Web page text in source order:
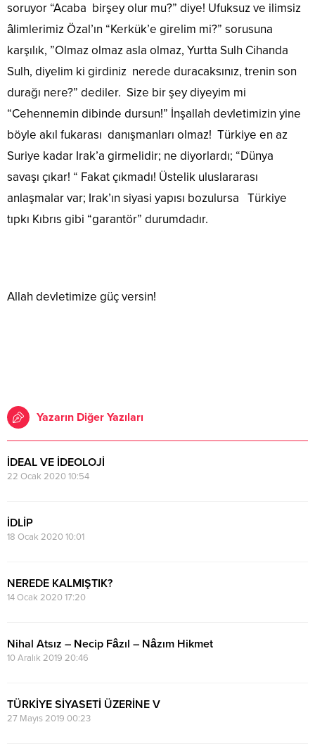
soruyor “Acaba birşey olur mu?” diye! Ufuksuz ve ilimsiz
âlimlerimiz Özal’ın “Kerkük’e girelim mi?” sorusuna
karşılık, ”Olmaz olmaz asla olmaz, Yurtta Sulh Cihanda
Sulh, diyelim ki girdiniz nerede duracaksınız, trenin son
durağı nere?” dediler. Size bir şey diyeyim mi
“Cehennemin dibinde dursun!” İnşallah devletimizin yine
böyle akıl fukarası danışmanları olmaz! Türkiye en az
Suriye kadar Irak’a girmelidir; ne diyorlardı; “Dünya
savaşı çıkar! “ Fakat çıkmadı! Üstelik uluslararası
anlaşmalar var; Irak’ın siyasi yapısı bozulursa Türkiye
tıpkı Kıbrıs gibi “garantör” durumdadır.
Allah devletimize güç versin!
Yazarın Diğer Yazıları
İDEAL VE İDEOLOJİ
22 Ocak 2020 10:54
İDLİP
18 Ocak 2020 10:01
NEREDE KALMIŞTIK?
14 Ocak 2020 17:20
Nihal Atsız – Necip Fâzıl – Nâzım Hikmet
10 Aralık 2019 20:46
TÜRKİYE SİYASETİ ÜZERİNE V
27 Mayıs 2019 00:23